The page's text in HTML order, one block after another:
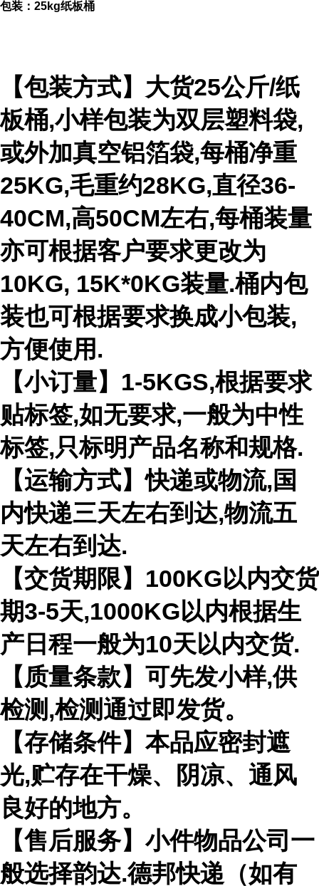
包装：25kg纸板桶
【包装方式】大货25公斤/纸
板桶,小样包装为双层塑料袋,
或外加真空铝箔袋,每桶净重
25KG,毛重约28KG,直径36-
40CM,高50CM左右,每桶装量
亦可根据客户要求更改为
10KG, 15K*0KG装量.桶内包
装也可根据要求换成小包装,
方便使用.
【小订量】1-5KGS,根据要求
贴标签,如无要求,一般为中性
标签,只标明产品名称和规格.
【运输方式】快递或物流,国
内快递三天左右到达,物流五
天左右到达.
【交货期限】100KG以内交货
期3-5天,1000KG以内根据生
产日程一般为10天以内交货.
【质量条款】可先发小样,供
检测,检测通过即发货。
【存储条件】本品应密封遮
光,贮存在干燥、阴凉、通风
良好的地方。
【售后服务】小件物品公司一
般选择韵达.德邦快递（如有